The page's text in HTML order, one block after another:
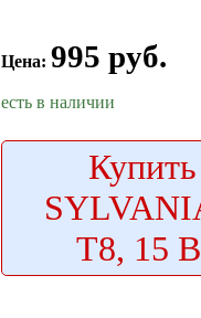
Цена: 995 руб.
есть в наличии
Купить
T8, 15